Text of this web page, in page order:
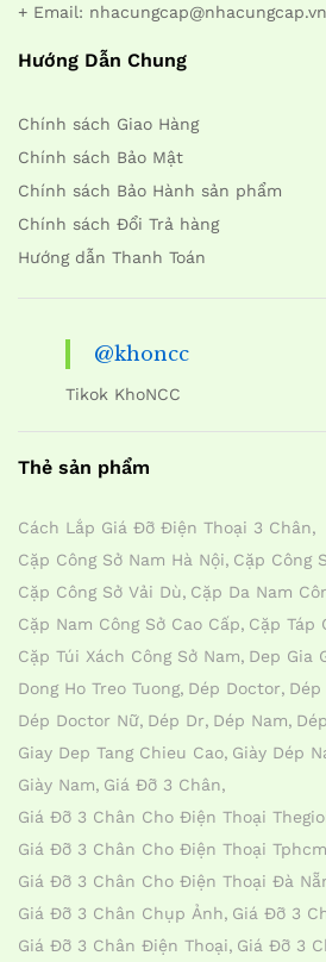
+ Email: nhacungcap@nhacungcap.vn
Hướng Dẫn Chung
Chính sách Giao Hàng
Chính sách Bảo Mật
Chính sách Bảo Hành sản phẩm
Chính sách Đổi Trả hàng
Hướng dẫn Thanh Toán
@khoncc
Tikok KhoNCC
Thẻ sản phẩm
Cách Lắp Giá Đỡ Điện Thoại 3 Chân
Cặp Công Sở Nam Hà Nội Cặp Công
Cặp Công Sở Vải Dù Cặp Da Nam
Cặp Nam Công Sở Cao Cấp Cặp Táp
Cặp Túi Xách Công Sở Nam Dep Gia
Dong Ho Treo Tuong Dép Doctor
Dép Doctor Nữ Dép Dr Dép Nam
Giay Dep Tang Chieu Cao Giày Dép
Giày Nam Giá Đỡ 3 Chân
Giá Đỡ 3 Chân Cho Điện Thoại
Giá Đỡ 3 Chân Cho Điện Thoại Tphcm
Giá Đỡ 3 Chân Cho Điện Thoại Đà
Giá Đỡ 3 Chân Chụp Ảnh Giá Đỡ 3
Giá Đỡ 3 Chân Điện Thoại Giá Đỡ 3